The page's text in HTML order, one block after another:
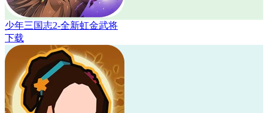
少年三国志2-全新虹金武将
下载